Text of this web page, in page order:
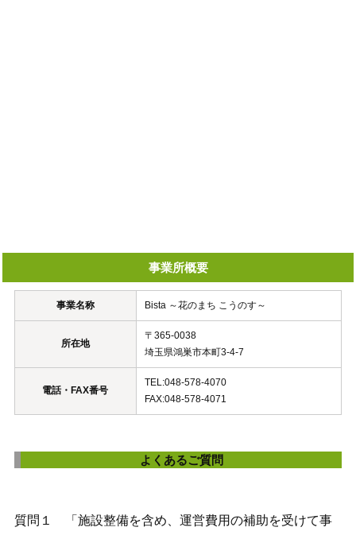
事業所概要
事業名称 Bista ～花のまち こうのす～
所在地
〒365-0038
埼玉県鴻巣市本町3-4-7
電話・FAX番号
TEL:048-578-4070
FAX:048-578-4071
よくあるご質問
質問１ 「施設整備を含め、運営費用の補助を受けて事